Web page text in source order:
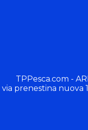
TPPesca.com -
via prenestina nuova